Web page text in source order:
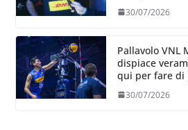
30/07/2026
Pallavolo VNL
dispiace
qui per fare di
30/07/2026